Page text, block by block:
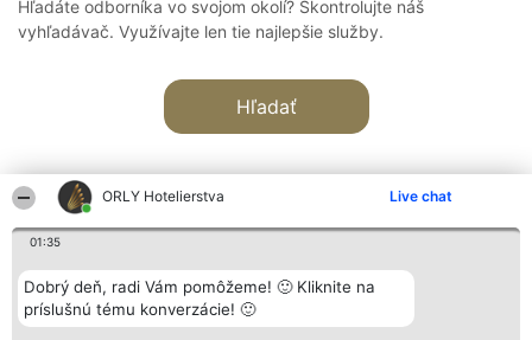
ORLY Hotelierstva Live chat
01:35
Dobrý deň, radi Vám pomôžeme! 🙂 Kliknite na
príslušnú tému konverzácie! 🙂
Hľadáte odborníka vo svojom okolí? Skontrolujte náš
vyhľadávač. Využívajte len tie najlepšie služby.
Hľadať
Organizátor hodnotenia
Bright Side Solutions sp. z o.
o. sp. k.
Hodnotenie
Laureáti
Lista
Kontakt
Kontakt